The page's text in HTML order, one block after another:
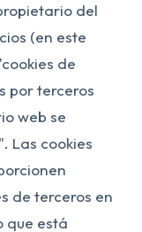
del
(en este
de
por terceros
web se
Las cookies
de terceros en
que está